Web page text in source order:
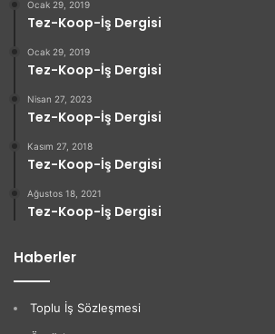
Ocak 29, 2019
Tez-Koop-İş Dergisi
Ocak 29, 2019
Tez-Koop-İş Dergisi
Nisan 27, 2023
Tez-Koop-İş Dergisi
Kasım 27, 2018
Tez-Koop-İş Dergisi
Ağustos 18, 2021
Tez-Koop-İş Dergisi
Haberler
Toplu İş Sözleşmesi